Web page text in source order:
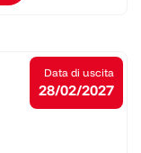
Data di uscita
28/02/2027